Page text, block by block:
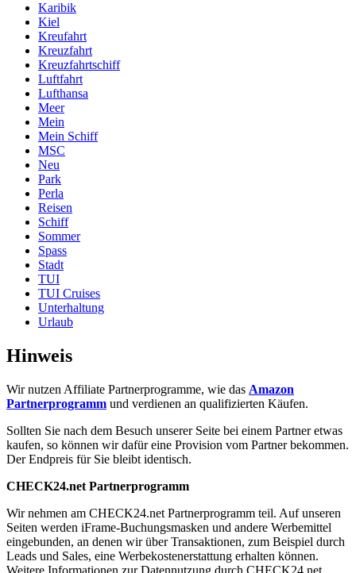
Karibik
Kiel
Kreufahrt
Kreuzfahrt
Kreuzfahrtschiff
Luftfahrt
Lufthansa
Meer
Mein
Mein Schiff
MSC
Neu
Park
Perla
Reisen
Schiff
Sommer
Spass
Stadt
TUI
TUI Cruises
Unterhaltung
Urlaub
Hinweis
Wir nutzen Affiliate Partnerprogramme, wie das Amazon
Partnerprogramm und verdienen an qualifizierten Käufen.
Sollten Sie nach dem Besuch unserer Seite bei einem Partner etwas
kaufen, so können wir dafür eine Provision vom Partner bekommen.
Der Endpreis für Sie bleibt identisch.
CHECK24.net Partnerprogramm
Wir nehmen am CHECK24.net Partnerprogramm teil. Auf unseren
Seiten werden iFrame-Buchungsmasken und andere Werbemittel
eingebunden, an denen wir über Transaktionen, zum Beispiel durch
Leads und Sales, eine Werbekostenerstattung erhalten können.
Weitere Informationen zur Datennutzung durch CHECK24.net